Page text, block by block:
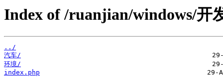
Index of /ruanjian/windows/开
../
汽车/
环境/
index.php